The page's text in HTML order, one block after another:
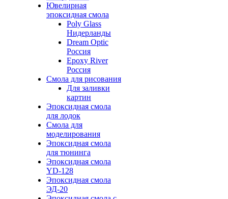
Ювелирная
эпоксидная смола
Poly Glass
Нидерланды
Dream Optic
Россия
Epoxy River
Россия
Смола для рисования
Для заливки
картин
Эпоксидная смола
для лодок
Смола для
моделирования
Эпоксидная смола
для тюнинга
Эпоксидная смола
YD-128
Эпоксидная смола
ЭД-20